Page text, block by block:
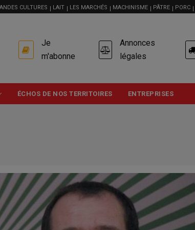
CULTURES LAIT LES MARCHÉS MACHINISME PÂTRE PORC
USER
ACCOUNT
MENU
Je
m'abonne
Annonces
légales
ÉCHOS DE NOS TERRITOIRES ENTREPRISES